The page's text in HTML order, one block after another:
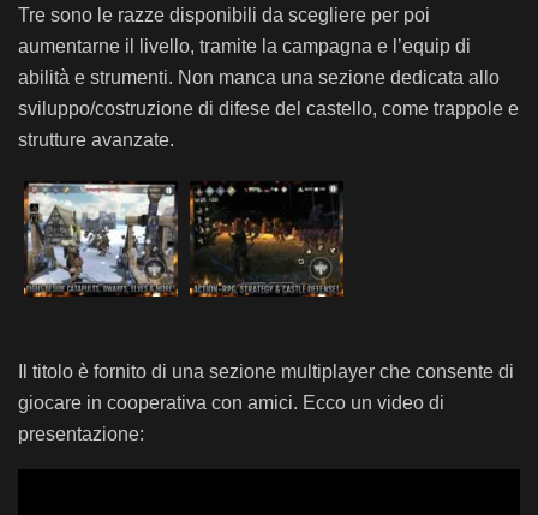
Tre sono le razze disponibili da scegliere per poi
aumentarne il livello, tramite la campagna e l’equip di
abilità e strumenti. Non manca una sezione dedicata allo
sviluppo/costruzione di difese del castello, come trappole e
strutture avanzate.
Il titolo è fornito di una sezione multiplayer che consente di
giocare in cooperativa con amici. Ecco un video di
presentazione: